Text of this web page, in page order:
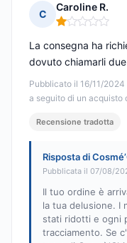
C
Caroline R.
Nota: 1 su 5
Pubblicato il 16/11/
a seguito di un acquisto
La consegna ha
dovuto chiamarli
Recensione tradotta
Risposta di
Pubblicata il 07/08/
Il tuo ordine è
la tua delusione. I
stati ridotti e ogni
tracciamento. Se